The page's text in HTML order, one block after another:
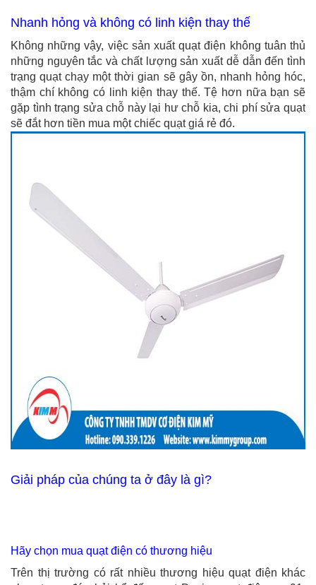
Nhanh hỏng và không có linh kiện thay thế
Không những vậy, việc sản xuất quạt điện không tuân thủ
những nguyên tắc và chất lượng sản xuất dễ dẫn đến tình
trạng quạt chạy một thời gian sẽ gây ồn, nhanh hỏng hóc,
thậm chí không có linh kiện thay thế. Tệ hơn nữa bạn sẽ
gặp tình trạng sửa chỗ này lại hư chỗ kia, chi phí sửa quạt
sẽ đắt hơn tiền mua một chiếc quạt giá rẻ đó.
Giải pháp của chúng ta ở đây là gì?
Hãy chọn mua quạt điện có thương hiệu
Trên thị trường có rất nhiều thương hiệu quạt điện khác